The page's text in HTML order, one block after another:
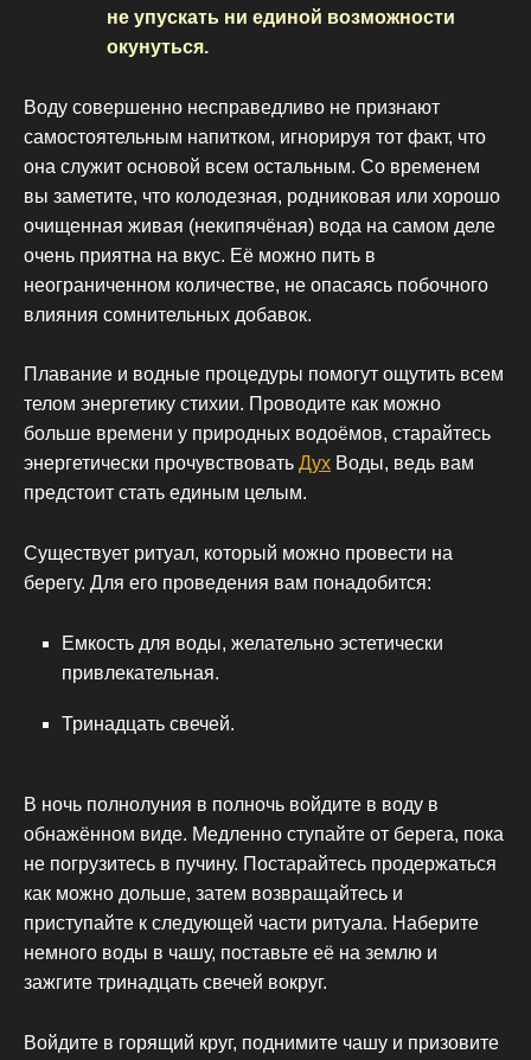
не упускать ни единой возможности
окунуться.
Воду совершенно несправедливо не признают
самостоятельным напитком, игнорируя тот факт, что
она служит основой всем остальным. Со временем
вы заметите, что колодезная, родниковая или хорошо
очищенная живая (некипячёная) вода на самом деле
очень приятна на вкус. Её можно пить в
неограниченном количестве, не опасаясь побочного
влияния сомнительных добавок.
Плавание и водные процедуры помогут ощутить всем
телом энергетику стихии. Проводите как можно
больше времени у природных водоёмов, старайтесь
энергетически прочувствовать Дух Воды, ведь вам
предстоит стать единым целым.
Существует ритуал, который можно провести на
берегу. Для его проведения вам понадобится:
Емкость для воды, желательно эстетически
привлекательная.
Тринадцать свечей.
В ночь полнолуния в полночь войдите в воду в
обнажённом виде. Медленно ступайте от берега, пока
не погрузитесь в пучину. Постарайтесь продержаться
как можно дольше, затем возвращайтесь и
приступайте к следующей части ритуала. Наберите
немного воды в чашу, поставьте её на землю и
зажгите тринадцать свечей вокруг.
Войдите в горящий круг, поднимите чашу и призовите